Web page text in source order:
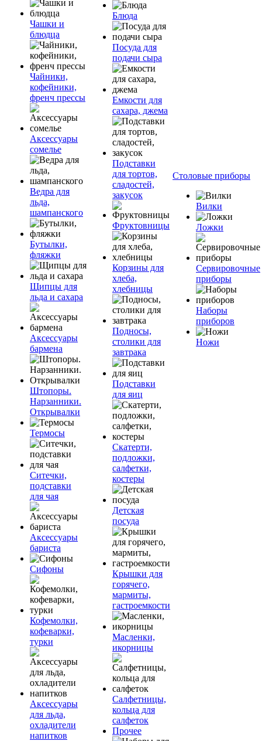
Чашки и
блюдца
Чайники,
кофейники,
френч прессы
Аксессуары
сомелье
Ведра для
льда,
шампанского
Бутылки,
фляжки
Щипцы для
льда и сахара
Аксессуары
бармена
Штопоры.
Нарзанники.
Открывалки
Термосы
Ситечки,
подставки
для чая
Аксессуары
бариста
Сифоны
Кофемолки,
кофеварки,
турки
Аксессуары
для льда,
охладители
напитков
Блюда
Посуда для
подачи сыра
Емкости для
сахара, джема
Подставки
для тортов,
сладостей,
закусок
Фруктовницы
Корзины для
хлеба,
хлебницы
Подносы,
столики для
завтрака
Подставки
для яиц
Скатерти,
подложки,
салфетки,
костеры
Детская
посуда
Крышки для
горячего,
мармиты,
гастроемкости
Масленки,
икорницы
Салфетницы,
кольца для
салфеток
Прочее
Столовые приборы
Вилки
Ложки
Сервировочные
приборы
Наборы
приборов
Ножи